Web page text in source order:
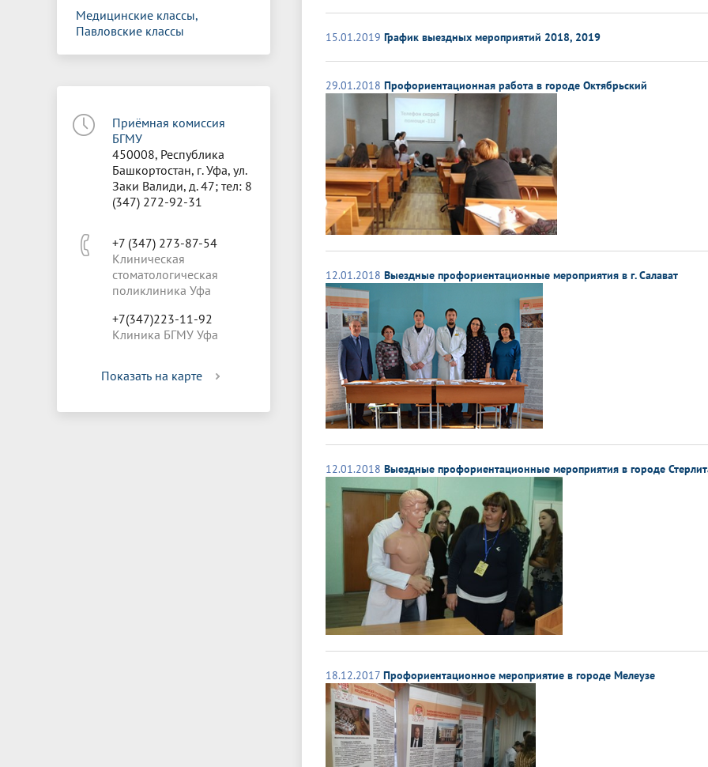
Медицинские классы,
Павловские классы
Приёмная комиссия
БГМУ
450008, Республика
Башкортостан, г. Уфа, ул.
Заки Валиди, д. 47; тел: 8
(347) 272-92-31
+7 (347) 273-87-54
Клиническая
стоматологическая
поликлиника Уфа
+7(347)223-11-92
Клиника БГМУ Уфа
Показать на карте
15.01.2019 График выездных мероприятий 2018, 2019
29.01.2018 Профориентационная работа в городе Октябрьский
12.01.2018 Выездные профориентационные мероприятия в г. Салават
12.01.2018 Выездные профориентационные мероприятия в городе
18.12.2017 Профориентационное мероприятие в городе Мелеузе